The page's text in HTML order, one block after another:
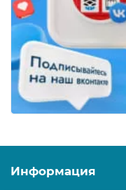
Информация